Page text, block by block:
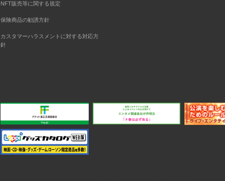
NFT販売等に関する規定
保険商品の勧誘方針
カスタマーハラスメントに対する対応方
針